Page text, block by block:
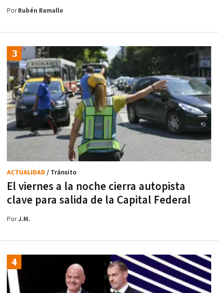
PorRubén Ramallo
El viernes a la noche cierra autopista
clave para salida de la Capital Federal
ACTUALIDAD / Tránsito
PorJ.M.